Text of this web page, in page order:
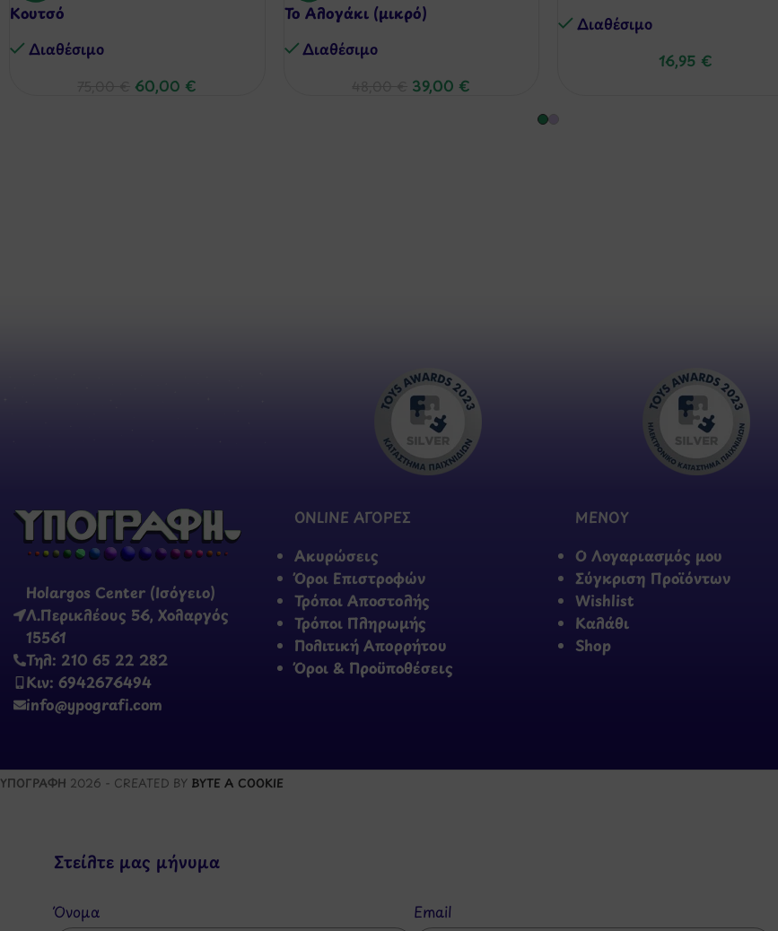
Κουτσό
Διαθέσιμo
60,00€
Το Αλογάκι (μικρό)
Διαθέσιμo
39,00€
Διαθέσιμo
16,95 €
Holargos Center (Ισόγειο)
Λ.Περικλέους 56, Χολαργός
15561
Τηλ: 210 65 22 282
Κιν: 6942676494
info@ypografi.com
ONLINE ΑΓΟΡΕΣ
Ακυρώσεις
Όροι Επιστροφών
Τρόποι Αποστολής
Τρόποι Πληρωμής
Πολιτική Απορρήτου
Όροι & Προϋποθέσεις
ΜΕΝΟΥ
Ο Λογαριασμός μου
Σύγκριση Προϊόντων
Wishlist
Καλάθι
Shop
ΥΠΟΓΡΑΦΗ 2026 - CREATED BY BYTE A COOKIE
Στείλτε μας μήνυμα
Όνομα Email